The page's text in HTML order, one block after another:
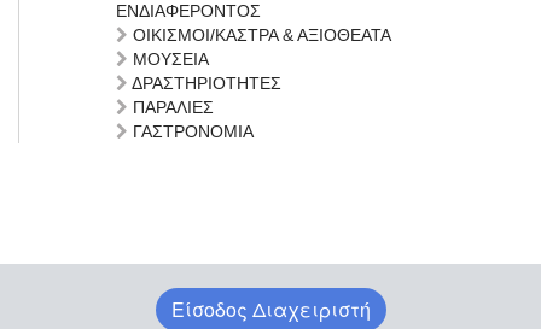
ΕΝΔΙΑΦΕΡΟΝΤΟΣ
ΟΙΚΙΣΜΟΙ/ΚΑΣΤΡΑ & ΑΞΙΟΘΕΑΤΑ
ΜΟΥΣΕΙΑ
ΔΡΑΣΤΗΡΙΟΤΗΤΕΣ
ΠΑΡΑΛΙΕΣ
ΓΑΣΤΡΟΝΟΜΙΑ
Είσοδος Διαχειριστή